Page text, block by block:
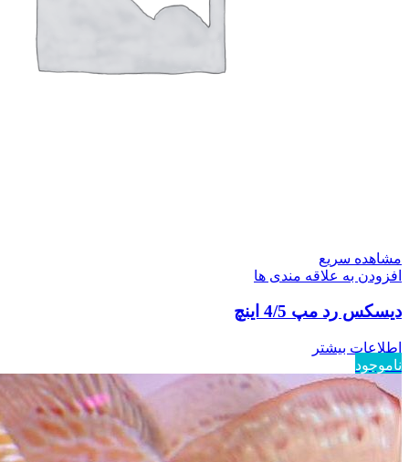
مشاهده سریع
افزودن به علاقه مندی ها
دیسکس رد مپ 4/5 اینچ
اطلاعات بیشتر
ناموجود